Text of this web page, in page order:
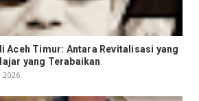
Aceh Timur: Antara Revitalisasi yang
yang Terabaikan
2026